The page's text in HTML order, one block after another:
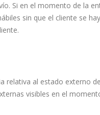
Si en el momento de la
sin que el cliente se
relativa al estado externo
visibles en el